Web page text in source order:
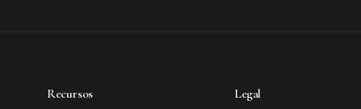
Recursos Legal